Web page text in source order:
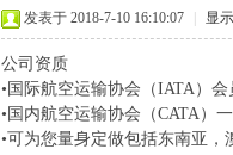
发表于 2018-7-10 16:10:07 显
公司
•国际航空运输协会
•国内航空运输协会
•可为您量身定做包括东南亚